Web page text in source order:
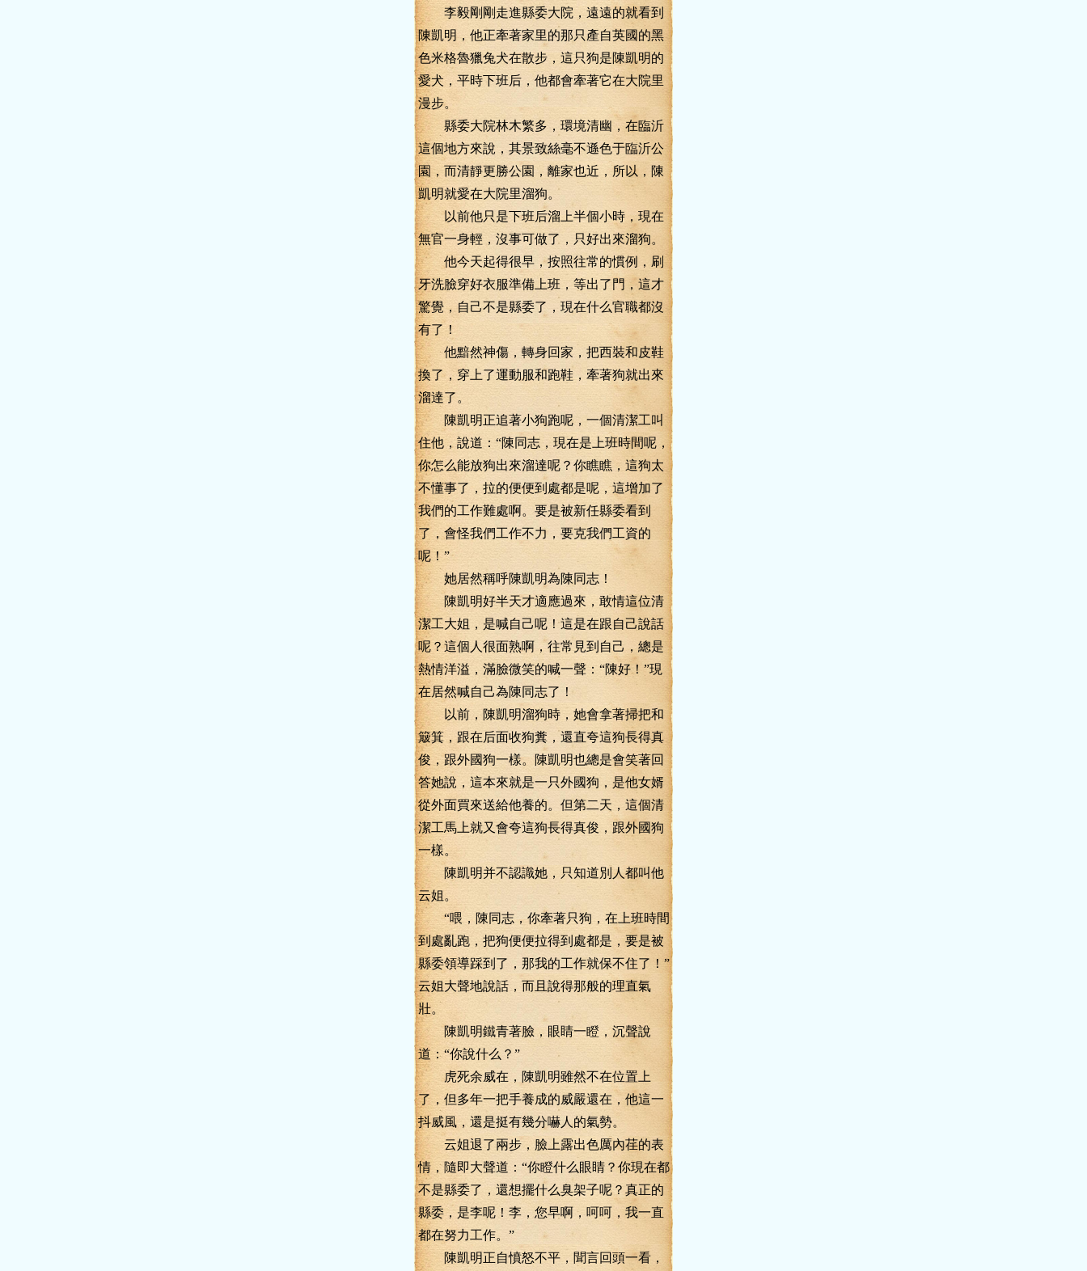
李毅剛剛走進縣委大院，遠遠的就看到
陳凱明，他正牽著家里的那只產自英國的黑
色米格魯獵兔犬在散步，這只狗是陳凱明的
愛犬，平時下班后，他都會牽著它在大院里
漫步。
縣委大院林木繁多，環境清幽，在臨沂
這個地方來說，其景致絲毫不遜色于臨沂公
園，而清靜更勝公園，離家也近，所以，陳
凱明就愛在大院里溜狗。
以前他只是下班后溜上半個小時，現在
無官一身輕，沒事可做了，只好出來溜狗。
他今天起得很早，按照往常的慣例，刷
牙洗臉穿好衣服準備上班，等出了門，這才
驚覺，自己不是縣委了，現在什么官職都沒
有了！
他黯然神傷，轉身回家，把西裝和皮鞋
換了，穿上了運動服和跑鞋，牽著狗就出來
溜達了。
陳凱明正追著小狗跑呢，一個清潔工叫
住他，說道：“陳同志，現在是上班時間呢，
你怎么能放狗出來溜達呢？你瞧瞧，這狗太
不懂事了，拉的便便到處都是呢，這增加了
我們的工作難處啊。要是被新任縣委看到
了，會怪我們工作不力，要克我們工資的
呢！”
她居然稱呼陳凱明為陳同志！
陳凱明好半天才適應過來，敢情這位清
潔工大姐，是喊自己呢！這是在跟自己說話
呢？這個人很面熟啊，往常見到自己，總是
熱情洋溢，滿臉微笑的喊一聲：“陳好！”現
在居然喊自己為陳同志了！
以前，陳凱明溜狗時，她會拿著掃把和
簸箕，跟在后面收狗糞，還直夸這狗長得真
俊，跟外國狗一樣。陳凱明也總是會笑著回
答她說，這本來就是一只外國狗，是他女婿
從外面買來送給他養的。但第二天，這個清
潔工馬上就又會夸這狗長得真俊，跟外國狗
一樣。
陳凱明并不認識她，只知道別人都叫他
云姐。
“喂，陳同志，你牽著只狗，在上班時間
到處亂跑，把狗便便拉得到處都是，要是被
縣委領導踩到了，那我的工作就保不住了！”
云姐大聲地說話，而且說得那般的理直氣
壯。
陳凱明鐵青著臉，眼睛一瞪，沉聲說
道：“你說什么？”
虎死余威在，陳凱明雖然不在位置上
了，但多年一把手養成的威嚴還在，他這一
抖威風，還是挺有幾分嚇人的氣勢。
云姐退了兩步，臉上露出色厲內荏的表
情，隨即大聲道：“你瞪什么眼睛？你現在都
不是縣委了，還想擺什么臭架子呢？真正的
縣委，是李呢！李，您早啊，呵呵，我一直
都在努力工作。”
陳凱明正自憤怒不平，聞言回頭一看，